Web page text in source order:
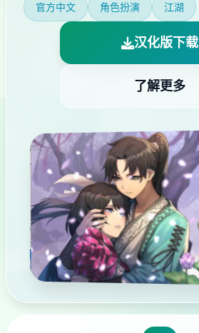
官方中文 角色扮演 江湖
汉化版下载
了解更多